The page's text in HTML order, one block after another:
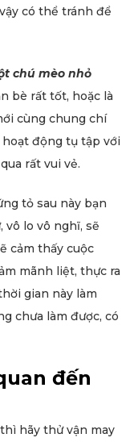
có thể tránh để
chú mèo nhỏ
bè rất tốt, hoặc là
cùng chung chí
động tụ tập với
rất vui vẻ.
tỏ sau này bạn
vô lo vô nghĩ, sẽ
cảm thấy cuộc
mãnh liệt, thực ra
gian này làm
chưa làm được, có
đến
hãy thử vận may